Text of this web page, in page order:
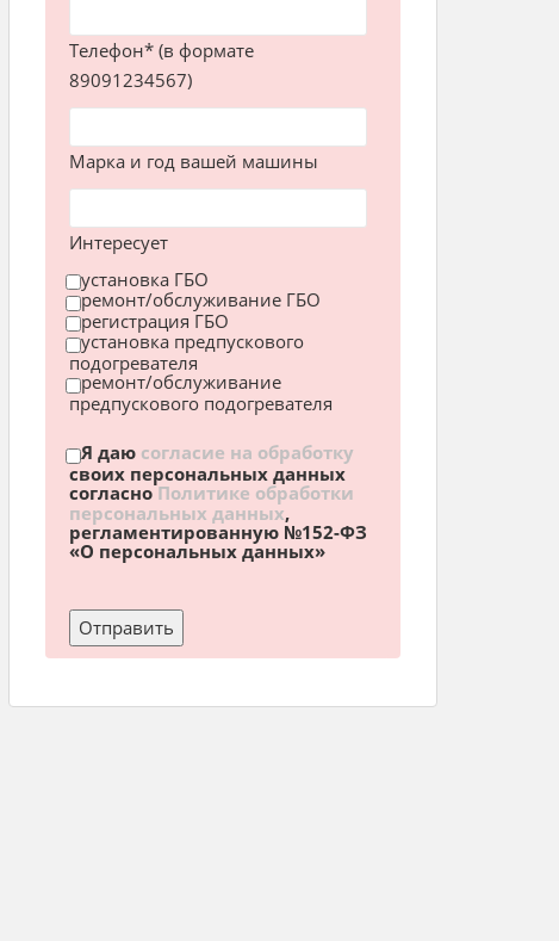
Телефон* (в формате
89091234567)
Марка и год вашей машины
Интересует
установка ГБО
ремонт/обслуживание ГБО
регистрация ГБО
установка предпускового
подогревателя
ремонт/обслуживание
предпускового подогревателя
Я даю согласие на обработку
своих персональных данных
согласноПолитике обработки
персональных данных,
регламентированную №152-ФЗ
«О персональных данных»